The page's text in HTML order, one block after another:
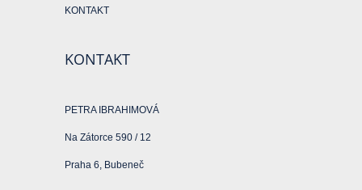
KONTAKT
KONTAKT
PETRA IBRAHIMOVÁ
Na Zátorce 590 / 12
Praha 6, Bubeneč